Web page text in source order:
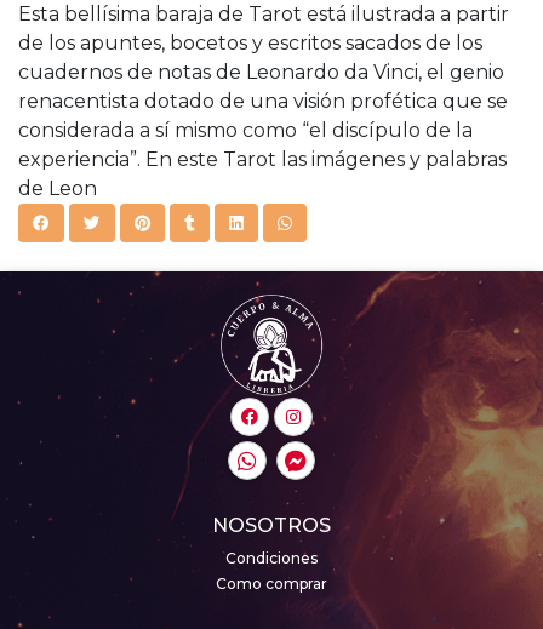
Esta bellísima baraja de Tarot está ilustrada a partir
de los apuntes, bocetos y escritos sacados de los
cuadernos de notas de Leonardo da Vinci, el genio
renacentista dotado de una visión profética que se
considerada a sí mismo como “el discípulo de la
experiencia”. En este Tarot las imágenes y palabras
de Leon
NOSOTROS
Condiciones
Como comprar